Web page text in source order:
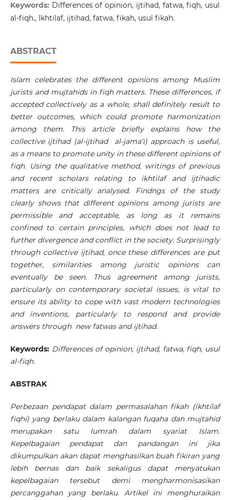
Keywords: Differences of opinion, ijtihad, fatwa, fiqh, usul
al-fiqh., Ikhtilaf, ijtihad, fatwa, fikah, usul fikah.
ABSTRACT
Islam celebrates the different opinions among Muslim
jurists and mujtahids in fiqh matters. These differences, if
accepted collectively as a whole, shall definitely result to
better outcomes, which could promote harmonization
among them. This article briefly explains how the
collective ijtihad (al-ijtihad al-jama‘i) approach is useful,
as a means to promote unity in these different opinions of
fiqh. Using the qualitative method, writingsof previous
and recent scholars relating to ikhtilaf and ijtihadic
matters are critically analysed. Findngs of the study
clearly shows that different opinions among jurists are
permissible and acceptable, as long as it remains
confined to certain principles, which does not lead to
further divergence and conflict in the society. Surprisingly
through collective ijtihad, once these differences are put
together,similarities among juristic opinions can
eventually be seen. Thus agreement among jurists,
particularly on contemporary societal issues, is vital to
ensure its ability to cope with vast modern technologies
and inventions, particularly to respond and provide
answers through new fatwas and ijtihad.
Keywords: Differences of opinion, ijtihad, fatwa, fiqh, usul
al-fiqh.
ABSTRAK
Perbezaan pendapat dalam permasalahan fikah (ikhtilaf
fiqhi) yang berlaku dalam kalangan fuqaha dan mujtahid
merupakan satu lumrah dalam syariat Islam.
Kepelbagaian pendapat dan pandangan ini jika
dikumpulkan akan dapat menghasilkan buah fikiran yang
lebih bernas dan baik sekaligus dapat menyatukan
kepelbagaian tersebut demi mengharmonisasikan
percanggahan yang berlaku. Artikel ini menghuraikan